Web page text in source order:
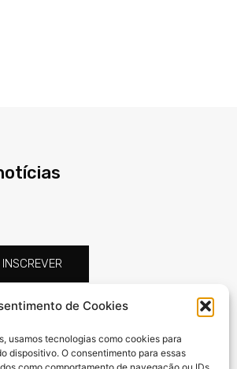
de Cookies
usamos tecnologias como cookies para
dispositivo. O consentimento para essas
INSCREVER
-
t
w
n
s
t